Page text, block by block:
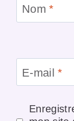
Nom*
E-mail*